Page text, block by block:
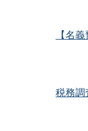
【名
税務調